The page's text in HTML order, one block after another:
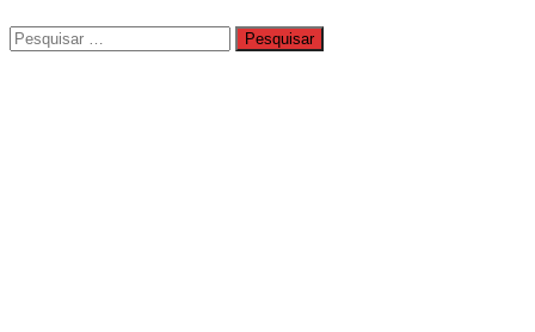
Pesquisar
por: